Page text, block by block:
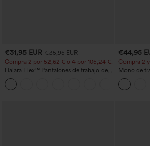
€31,95 EUR €35,95 EUR
Compra 2 por 52,62 € o 4 por 105,24 €.
Halara Flex™ Pantalones de trabajo de
talle alto, moldeadores del cuerpo, que
estilizan la cintura, con bolsillos, de
pierna ancha en micro‑waffle
€44,95
Compra 2
Mono de
barco, sin
Cool Touch
Peezy